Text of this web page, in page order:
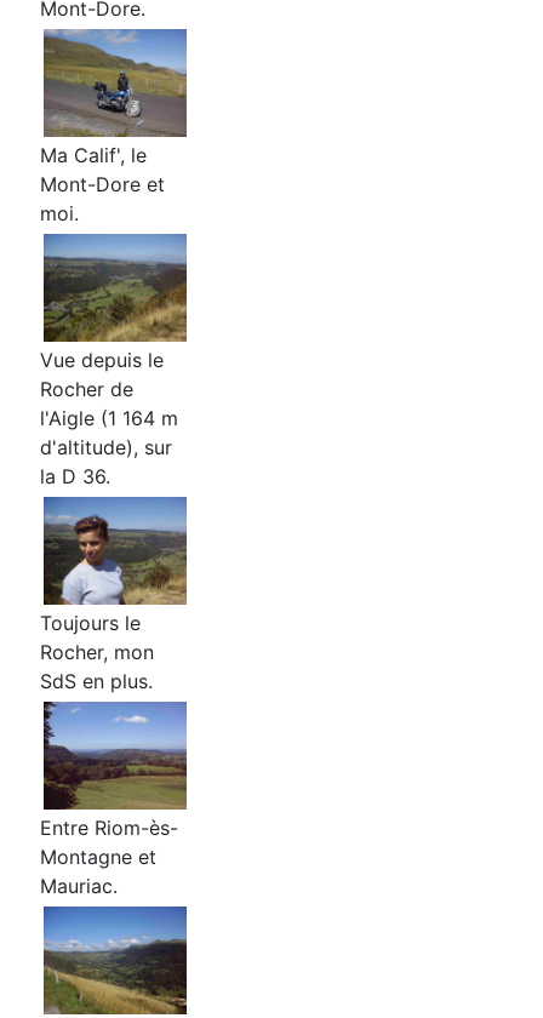
Mont-Dore.
Ma Calif', le
Mont-Dore et
moi.
Vue depuis le
Rocher de
l'Aigle (1 164 m
d'altitude), sur
la D 36.
Toujours le
Rocher, mon
SdS en plus.
Entre Riom-ès-
Montagne et
Mauriac.